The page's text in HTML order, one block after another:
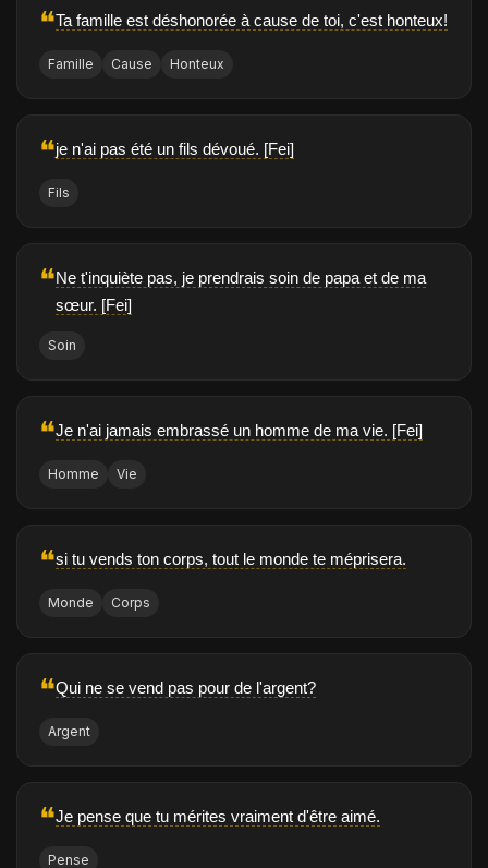
❝Ta famille est déshonorée à cause de toi, c'est honteux!
Famille Cause Honteux
❝je n'ai pas été un fils dévoué. [Fei]
Fils
❝Ne t'inquiète pas, je prendrais soin de papa et de ma
sœur. [Fei]
Soin
❝Je n'ai jamais embrassé un homme de ma vie. [Fei]
Homme Vie
❝si tu vends ton corps, tout le monde te méprisera.
Monde Corps
❝Qui ne se vend pas pour de l'argent?
Argent
❝Je pense que tu mérites vraiment d'être aimé.
Pense